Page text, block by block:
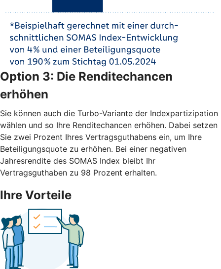
Option 3: Die Renditechancen
erhöhen
Sie können auch die Turbo-Variante der Indexpartizipation
wählen und so Ihre Renditechancen erhöhen. Dabei setzen
Sie zwei Prozent Ihres Vertragsguthabens ein, um Ihre
Beteiligungsquote zu erhöhen. Bei einer negativen
Jahresrendite des SOMAS Index bleibt Ihr
Vertragsguthaben zu 98 Prozent erhalten.
Ihre Vorteile